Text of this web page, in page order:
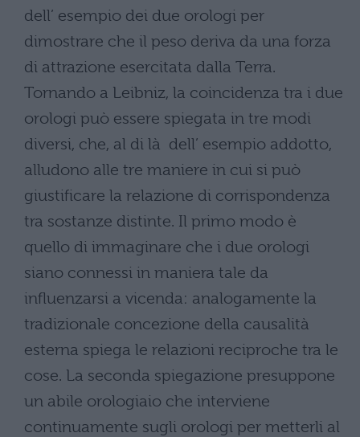
dell’ esempio dei due orologi per
dimostrare che il peso deriva da una forza
di attrazione esercitata dalla Terra.
Tornando a Leibniz, la coincidenza tra i due
orologi può essere spiegata in tre modi
diversi, che, al di là dell’ esempio addotto,
alludono alle tre maniere in cui si può
giustificare la relazione di corrispondenza
tra sostanze distinte. Il primo modo è
quello di immaginare che i due orologi
siano connessi in maniera tale da
influenzarsi a vicenda: analogamente la
tradizionale concezione della causalità
esterna spiega le relazioni reciproche tra le
cose. La seconda spiegazione presuppone
un abile orologiaio che interviene
continuamente sugli orologi per metterli al